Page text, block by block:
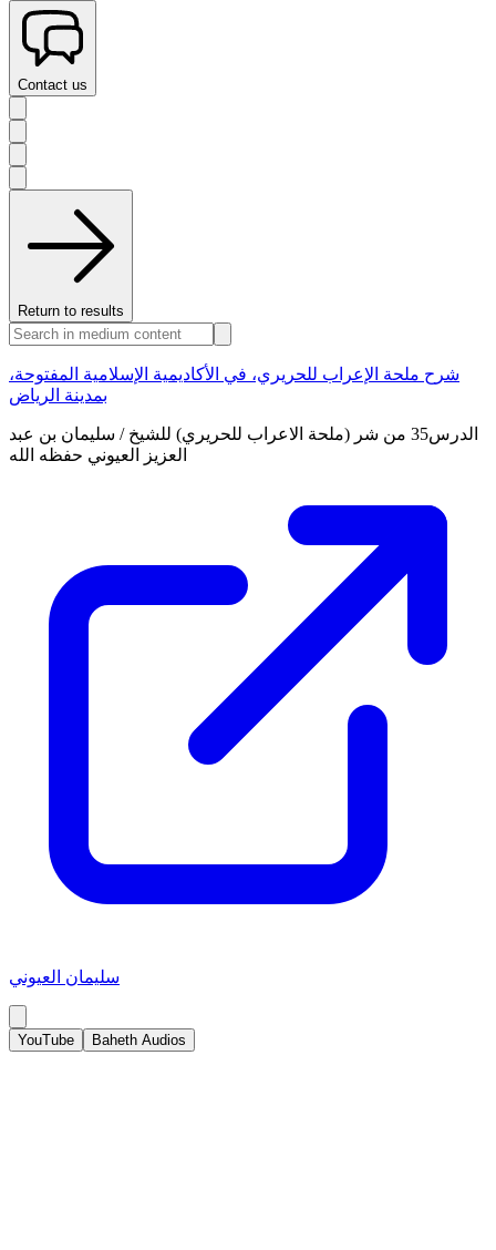
Contact us
Return to results
شرح ملحة الإعراب للحريري، في الأكاديمية الإسلامية المفتوحة،
بمدينة الرياض
الدرس35 من شر (ملحة الاعراب للحريري) للشيخ / سليمان بن عبد
العزيز العيوني حفظه الله
سليمان العيوني
YouTube Baheth Audios